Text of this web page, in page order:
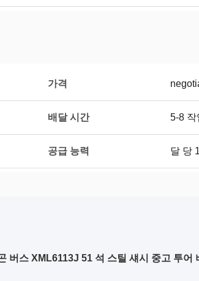
가격
배달 시간 5-8 작
공급 능력 달 당
버스 XML6113J 51 석 스틸 섀시 중고 투